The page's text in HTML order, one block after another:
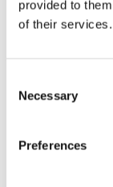
provided to
of their services.
Selection
Necessary
Preferences